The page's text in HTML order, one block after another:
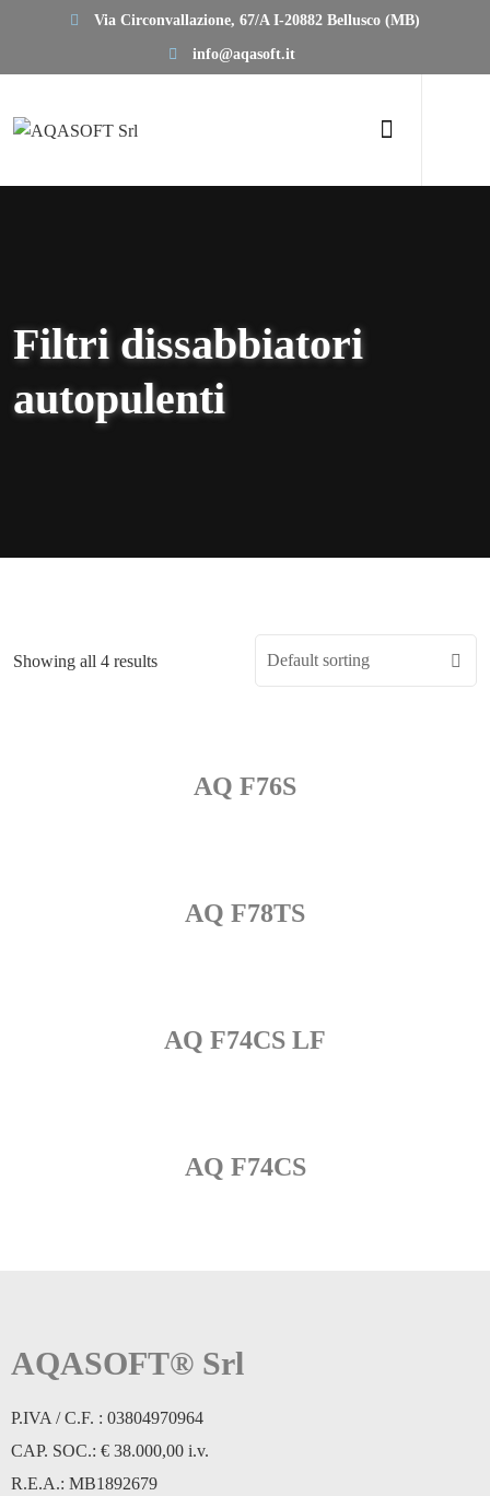
Via Circonvallazione, 67/A I-20882 Bellusco (MB)
info@aqasoft.it
Filtri dissabbiatori
autopulenti
Showing all 4 results
AQ F76S
AQ F78TS
AQ F74CS LF
AQ F74CS
AQASOFT® Srl
P.IVA / C.F. : 03804970964
CAP. SOC.: € 38.000,00 i.v.
R.E.A.: MB1892679